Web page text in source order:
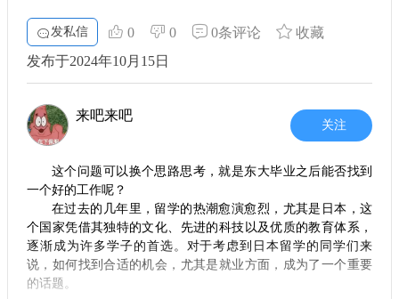
丰富你的视野和思维方式。
5. 你的目标是什么？
最终，留学学长认为，思考清楚自己的目标才是最为重要的。
上有所突破。然而，如果工作经历对你的未来发展轨迹至关重
要，那这条路也不是错的。重要的是，要清楚自己想要的东
西，并为之努力。 总之，选择是否先工作再考东大，这是一个
同，关键在于找到最适合自己的发展路径。希望我的看法能帮
助你走出迷雾，找到属于自己的留学之路，祝福大家在未来的
征途上，扬帆起航！
化。留学于此，你不仅获得知识，还能拓宽视野，开启无限可
能。
谈到在东京生活，肯定少不了生活成本的问题。的确，相
较于其他城市，东京的消费水平相对较高，特别是在住宿和交
通上。但只要你合理规划，比如选择合适的居住地点、利用公
店和超市也提供了许多经济实惠的餐饮选择，让你可以在节省
预算的同时，品尝到正宗的日本美食。
3. 学习环境
在东京，你会发现学习环境相当友好。无论是大学、语言
学校还是职业课程，这里的教学质量都相当高。学校里不仅有
经验丰富的老师，还特别注重学生的个性发展。课程设置也非
发私信 0 0 0条评论
收藏
发布于2024年10月15日
来吧来吧
关注
这个问题可以换个思路思考，就是东大毕业之后能否找到
一个好的工作呢？
在过去的几年里，留学的热潮愈演愈烈，尤其是日本，这
个国家凭借其独特的文化、先进的科技以及优质的教育体系，
逐渐成为许多学子的首选。对于考虑到日本留学的同学们来
说，如何找到合适的机会，尤其是就业方面，成为了一个重要
的话题。